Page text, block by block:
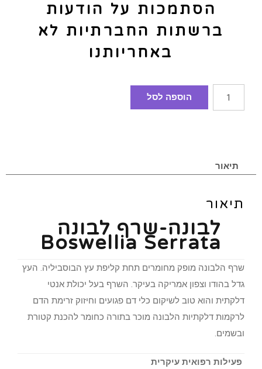
הסתמכות על הודעות
ברשתות החברתיות לא
באחריותנו
הוספה לסל
תיאור
תיאור
לבונה-שרף לבונה
Boswellia Serrata
שרף הלבונה מופק מחומרים תחת קליפת עץ הבוסביליה. העץ
גדל בהודו וצפון אמריקה בעיקר. השרף בעל יכולת אנטי
דלקתית והוא טוב לשיקום כלי דם פגועים וחיזוק זרימת הדם
לרקמות דלקתיות הלבונה מוכר בתורה כחומר להכנת קטורת
ובשמים.
פעילות רפואית עיקרית